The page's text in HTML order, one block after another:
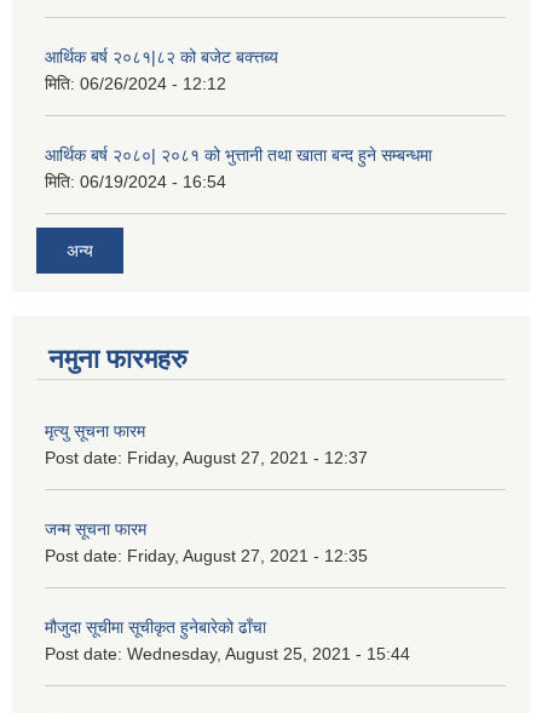
आर्थिक बर्ष २०८१|८२ को बजेट बक्त्तब्य
मिति: 06/26/2024 - 12:12
आर्थिक बर्ष २०८०| २०८१ को भुत्तानी तथा खाता बन्द हुने सम्बन्धमा
मिति: 06/19/2024 - 16:54
अन्य
नमुना फारमहरु
मृत्यु सूचना फारम
Post date: Friday, August 27, 2021 - 12:37
जन्म सूचना फारम
Post date: Friday, August 27, 2021 - 12:35
मौजुदा सूचीमा सूचीकृत हुनेबारेको ढाँचा
Post date: Wednesday, August 25, 2021 - 15:44